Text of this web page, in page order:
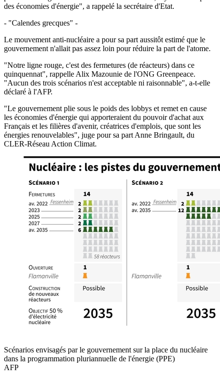
des économies d'énergie", a rappelé la secrétaire d'Etat.
- "Calendes grecques" -
Le mouvement anti-nucléaire a pour sa part aussitôt estimé que le
gouvernement n'allait pas assez loin pour réduire la part de l'atome.
"Notre ligne rouge, c'est des fermetures (de réacteurs) dans ce
quinquennat", rappelle Alix Mazounie de l'ONG Greenpeace.
"Aucun des trois scénarios n'est acceptable ni raisonnable", a-t-elle
déclaré à l'AFP.
"Le gouvernement plie sous le poids des lobbys et remet en cause
les économies d'énergie qui apporteraient du pouvoir d'achat aux
Français et les filières d'avenir, créatrices d'emplois, que sont les
énergies renouvelables", juge pour sa part Anne Bringault, du
CLER-Réseau Action Climat.
Scénarios envisagés par le gouvernement sur la place du nucléaire
dans la programmation pluriannuelle de l'énergie (PPE)
AFP